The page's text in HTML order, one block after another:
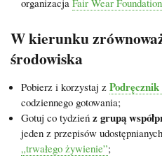
W kierunku
środowiska
Pobierz i korzystaj z Podręcznik
codziennego gotowania;
Gotuj co tydzień z grupą
jeden z przepisów
„trwałego żywienie”;